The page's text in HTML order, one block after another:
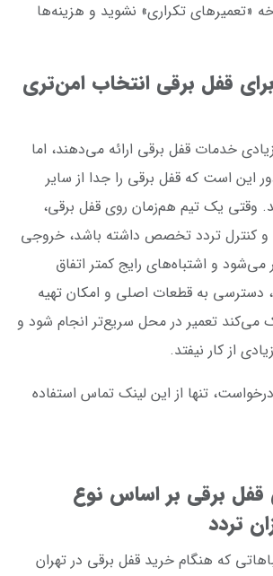
«تعمیرهای تکراری» نشوید و هزینه‌ها
قفل برقی انتخاب امن‌تری
خدمات قفل برقی ارائه می‌دهند، اما
این است که قفل برقی را جدا از سایر
وقتی یک تیم هم‌زمان روی قفل برقی،
و کنترل تردد تخصص داشته باشد، خروجی
و اشتباه‌های رایج کمتر اتفاق
دسترسی به قطعات اصلی و امکان تهیه
می‌کند تعمیر در محل سریع‌تر انجام شود و
از کار نیفتد.
تنها از این لینک تماس استفاده
قفل برقی بر اساس نوع
تردد
که هنگام خرید قفل برقی در تهران